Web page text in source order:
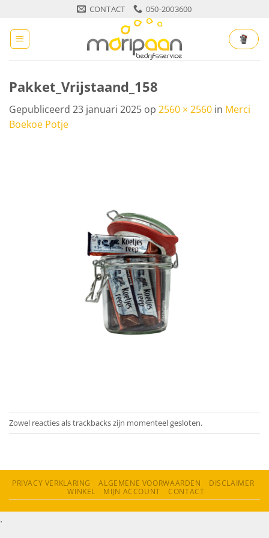
inhoud
CONTACT 050-2003600
Pakket_Vrijstaand_158
Gepubliceerd 23 januari 2025 op 2560 × 2560 in Merci
Boekoe Potje
Zowel reacties als trackbacks zijn momenteel gesloten.
PRIVACY VERKLARING ALGEMENE VOORWAARDEN
DISCLAIMER
WINKEL
MIJN ACCOUNT CONTACT